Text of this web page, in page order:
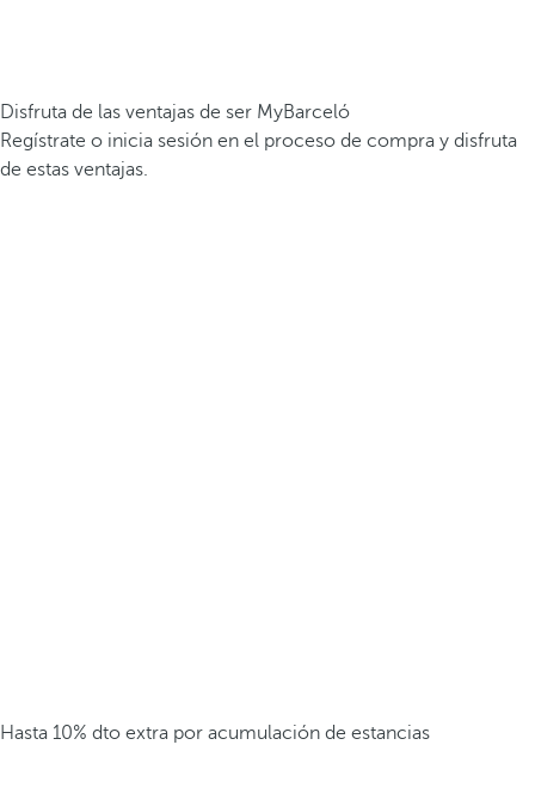
Disfruta de las ventajas de ser MyBarceló
Regístrate o inicia sesión en el proceso de compra y disfruta
de estas ventajas.
Hasta 10% dto extra por acumulación de estancias